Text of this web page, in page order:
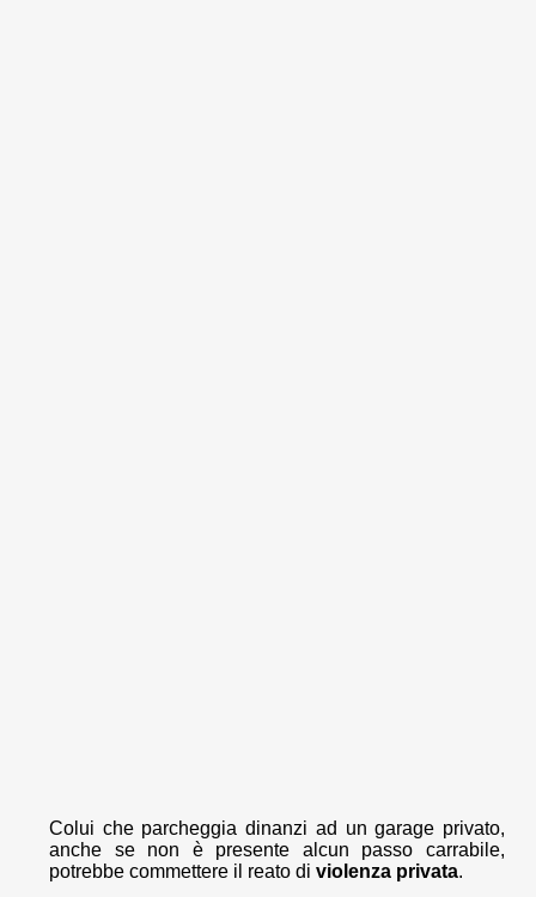
Colui che parcheggia dinanzi ad un garage privato,
anche se non è presente alcun passo carrabile,
potrebbe commettere il reato di violenza privata.